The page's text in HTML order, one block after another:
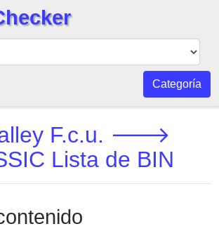
Categoría
F.c.u. 🡒
Lista de BIN